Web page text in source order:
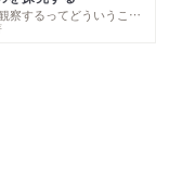
─自然を観察するってどういうこと？